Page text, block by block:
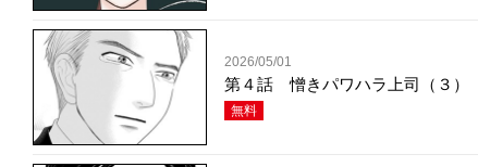
2026/05/01
第４話 憎きパワハラ上司（３）
無料